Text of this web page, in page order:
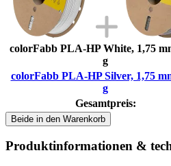
colorFabb PLA-HP White, 1,75
g
colorFabb PLA-HP Silver, 1,75
g
Gesamtpreis:
Beide in den Warenkorb
Produktinformationen &